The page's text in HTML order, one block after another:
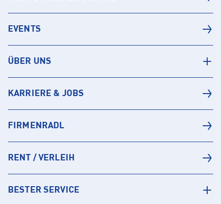
EVENTS
ÜBER UNS
KARRIERE & JOBS
FIRMENRADL
RENT / VERLEIH
BESTER SERVICE